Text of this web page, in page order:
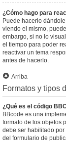
¿Cómo hago para
Puede hacerlo
viendo el mismo,
embargo, si no lo
el tiempo para poder
reactivar un tema
antes de hacerlo.
Arriba
Formatos y tipos
¿Qué es el código
BBcode es una
formato de los objetos
debe ser habilitado
del formulario de